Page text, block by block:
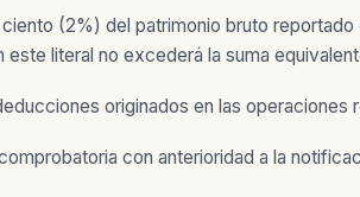
(2%) del patrimonio bruto
literal no excederá la suma
originados en las
con anterioridad a la